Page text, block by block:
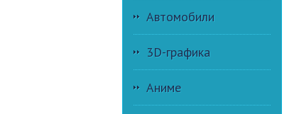
Автомобили
3D-графика
Аниме